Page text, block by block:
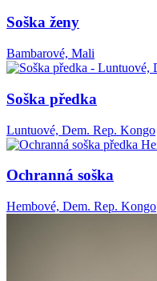
Soška ženy
Bambarové, Mali
Soška předka
Luntuové, Dem. Rep. Kongo
Ochranná soška
Hembové, Dem. Rep. Kongo